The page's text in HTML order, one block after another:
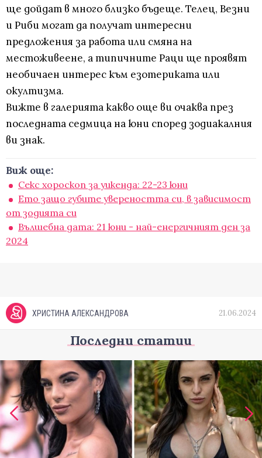
ще дойдат в много близко бъдеще. Телец, Везни
и Риби могат да получат интересни
предложения за работа или смяна на
местоживеене, а типичните Раци ще проявят
необичаен интерес към езотериката или
окултизма.
Вижте в галерията какво още ви очаква през
последната седмица на юни според зодиакалния
ви знак.
Виж още:
Секс хороскоп за уикенда: 22-23 юни
Ето защо губите увереността си, в зависимост
от зодията си
Вълшебна дата: 21 юни - най-енергичният ден за
2024
ХРИСТИНА АЛЕКСАНДРОВА 21.06.2024
Последни статии